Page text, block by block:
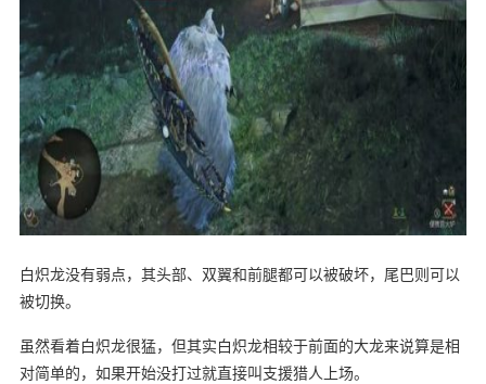
白炽龙没有弱点，其头部、双翼和前腿都可以被破坏，尾巴则可以
被切换。
虽然看着白炽龙很猛，但其实白炽龙相较于前面的大龙来说算是相
对简单的，如果开始没打过就直接叫支援猎人上场。